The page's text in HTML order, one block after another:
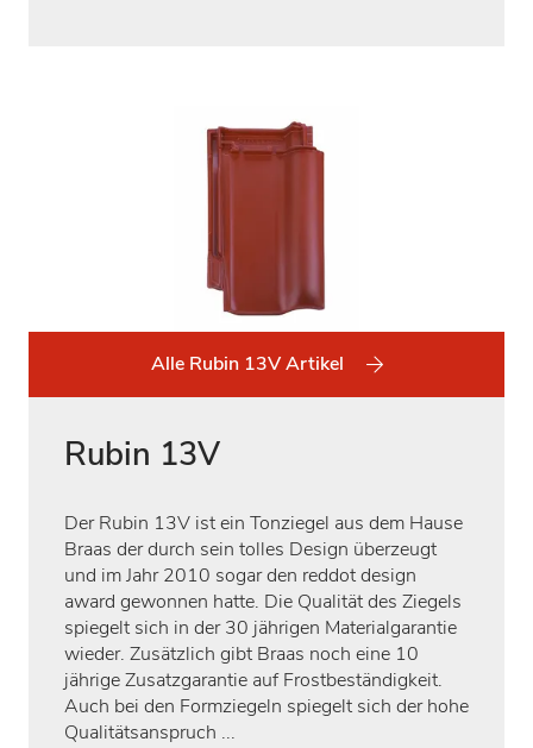
Alle Rubin 13V Artikel
Rubin 13V
Der Rubin 13V ist ein Tonziegel aus dem Hause
Braas der durch sein tolles Design überzeugt
und im Jahr 2010 sogar den reddot design
award gewonnen hatte. Die Qualität des Ziegels
spiegelt sich in der 30 jährigen Materialgarantie
wieder. Zusätzlich gibt Braas noch eine 10
jährige Zusatzgarantie auf Frostbeständigkeit.
Auch bei den Formziegeln spiegelt sich der hohe
Qualitätsanspruch ...